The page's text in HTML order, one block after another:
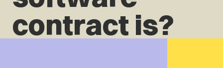
contract is?